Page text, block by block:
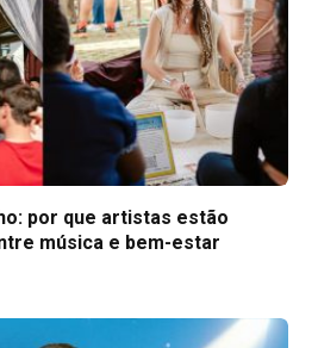
por que artistas estão
música e bem-estar